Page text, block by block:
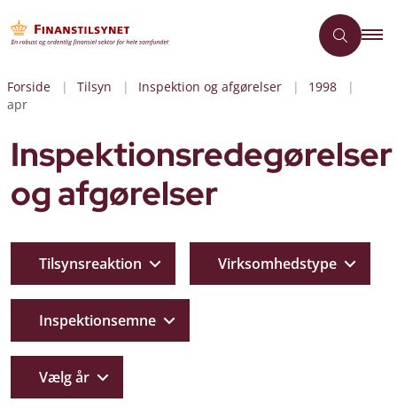
Forside Tilsyn Inspektion og afgørelser
1998
apr
Inspektionsredegørelser
og afgørelser
Tilsynsreaktion Virksomhedstype
Inspektionsemne
Vælg år